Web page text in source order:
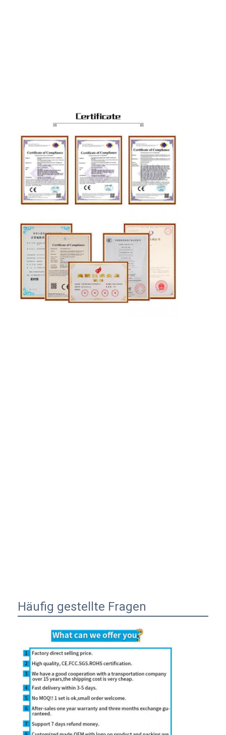
Häufig gestellte Fragen